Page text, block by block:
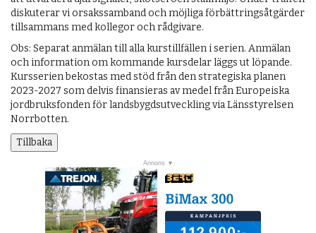
diskuterar vi orsakssamband och möjliga förbättringsåtgärder
tillsammans med kollegor och rådgivare.
Obs: Separat anmälan till alla kurstillfällen i serien. Anmälan
och information om kommande kursdelar läggs ut löpande.
Kursserien bekostas med stöd från den strategiska planen
2023-2027 som delvis finansieras av medel från Europeiska
jordbruksfonden för landsbygdsutveckling via Länsstyrelsen
Norrbotten.
Tillbaka